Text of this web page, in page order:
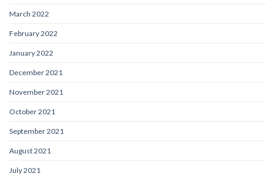
March 2022
February 2022
January 2022
December 2021
November 2021
October 2021
September 2021
August 2021
July 2021